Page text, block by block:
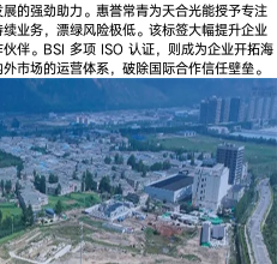
的强劲助力。惠誉常青为天合光能授予专注
业务，漂绿风险极低。该标签大幅提升企业
伴。BSI 多项 ISO 认证，则成为企业开拓海
市场的运营体系，破除国际合作信任壁垒。